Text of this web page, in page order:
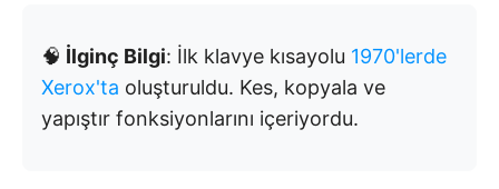
🧠 İlginç Bilgi: İlk klavye kısayolu 1970'lerde
Xerox'ta oluşturuldu. Kes, kopyala ve
yapıştır fonksiyonlarını içeriyordu.